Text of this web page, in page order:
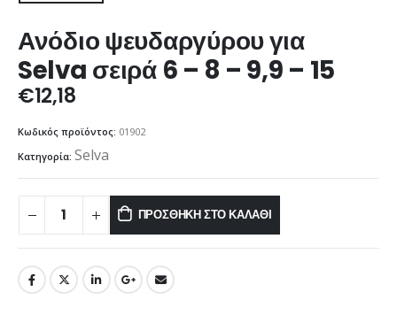
Ανόδιο ψευδαργύρου για
Selva σειρά 6 – 8 – 9,9 – 15
€12,18
Κωδικός προϊόντος: 01902
Κατηγορία: Selva
ΠΡΟΣΘΉΚΗ ΣΤΟ ΚΑΛΆΘΙ